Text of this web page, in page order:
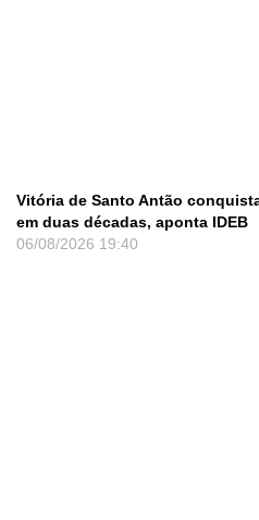
Vitória de Santo Antão
em duas décadas, aponta IDEB
06/08/2026 19:40